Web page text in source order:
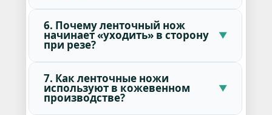
6. Почему ленточный нож
начинает «уходить» в сторону
при резе?
7. Как ленточные ножи
используют в кожевенном
производстве?